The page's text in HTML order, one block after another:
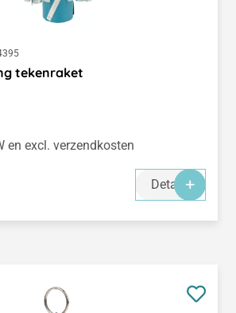
tekenraket
en excl. verzendkosten
Details